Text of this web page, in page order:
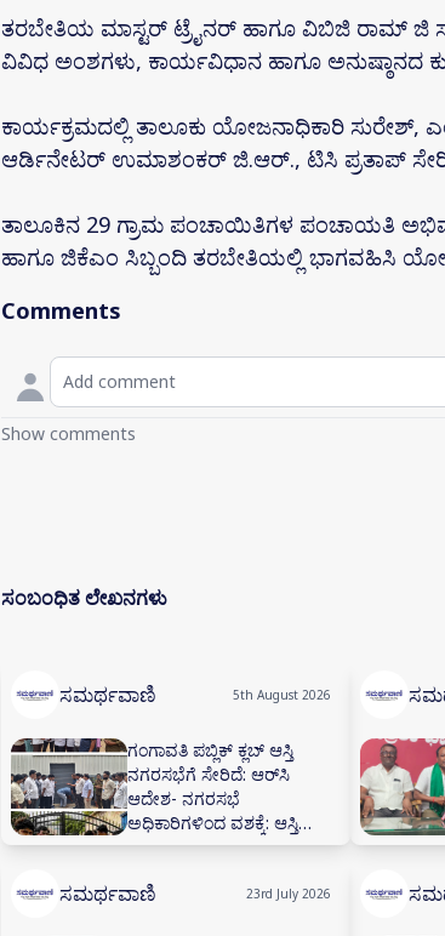
ತರಬೇತಿಯ ಮಾಸ್ಟರ್ ಟ್ರೈನರ್ ಹಾಗೂ ವಿಬಿಜಿ ರಾಮ್
ವಿವಿಧ ಅಂಶಗಳು, ಕಾರ್ಯವಿಧಾನ ಹಾಗೂ ಅನುಷ್ಠಾನದ
ಕಾರ್ಯಕ್ರಮದಲ್ಲಿ ತಾಲೂಕು ಯೋಜನಾಧಿಕಾರಿ
ಆರ್ಡಿನೇಟರ್ ಉಮಾಶಂಕರ್ ಜಿ.ಆರ್., ಟಿಸಿ ಪ್ರತಾಪ್
ತಾಲೂಕಿನ 29 ಗ್ರಾಮ ಪಂಚಾಯಿತಿಗಳ ಪಂಚಾಯತಿ
ಹಾಗೂ ಜಿಕೆಎಂ ಸಿಬ್ಬಂದಿ ತರಬೇತಿಯಲ್ಲಿ ಭಾಗವಹಿಸಿ
Comments
Show comments
ಸಂಬಂಧಿತ ಲೇಖನಗಳು
ಸಮರ್ಥವಾಣಿ 5th August 2026
ಗಂಗಾವತಿ ಪಬ್ಲಿಕ್ ಕ್ಲಬ್ ಆಸ್ತಿ
ನಗರಸಭೆಗೆ ಸೇರಿದೆ: ಆರ್‌ಸಿ
ಆದೇಶ- ನಗರಸಭೆ
ಅಧಿಕಾರಿಗಳಿಂದ ವಶಕ್ಕೆ: ಆಸ್ತಿ
ಮುಟ್ಟುಗೋಲು- 60 ವರ್ಷಗಳ
ಮತ್ತು ಮಳಿಗೆಗಳಿಗೆ ಬೀಗ
ಸಮರ್ಥವಾಣಿ 23rd July 2026